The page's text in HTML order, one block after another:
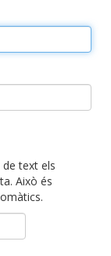
de text els
Això és